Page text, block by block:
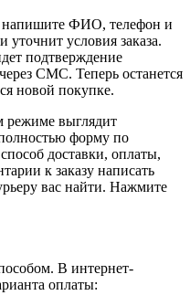
напишите ФИО, телефон и
условия заказа.
подтверждение
СМС. Теперь останется
новой покупке.
режиме выглядит
форму по
доставки, оплаты,
к заказу написать
вас найти. Нажмите
В интернет-
оплаты: